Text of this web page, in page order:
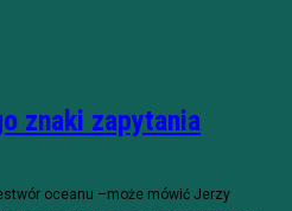
znaki zapytania
oceanu –może mówić Jerzy